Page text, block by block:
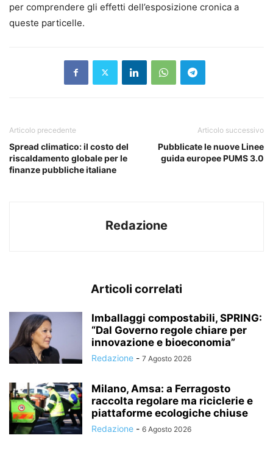
per comprendere gli effetti dell’esposizione cronica a
queste particelle.
Articolo precedente
Spread climatico: il costo del
riscaldamento globale per le
finanze pubbliche italiane
Articolo successivo
Pubblicate le nuove Linee
guida europee PUMS 3.0
Redazione
Articoli correlati
Imballaggi compostabili, SPRING:
“Dal Governo regole chiare per
innovazione e bioeconomia”
Redazione - 7 Agosto 2026
Milano, Amsa: a Ferragosto
raccolta regolare ma riciclerie e
piattaforme ecologiche chiuse
Redazione - 6 Agosto 2026